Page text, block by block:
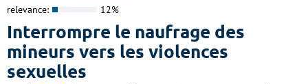
relevance: 12%
Interrompre le naufrage des
mineurs vers les violences
sexuelles